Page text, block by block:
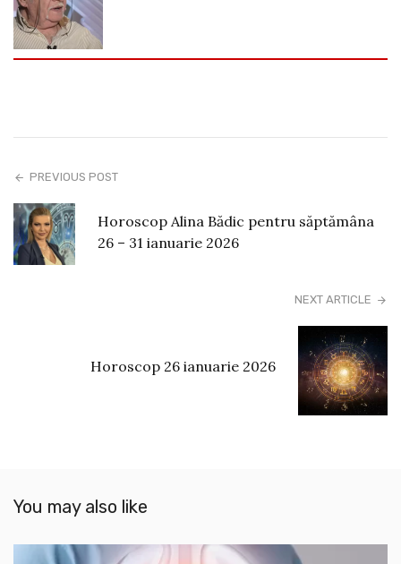
PREVIOUS POST
Horoscop Alina Bădic pentru săptămâna
26 – 31 ianuarie 2026
NEXT ARTICLE
Horoscop 26 ianuarie 2026
You may also like